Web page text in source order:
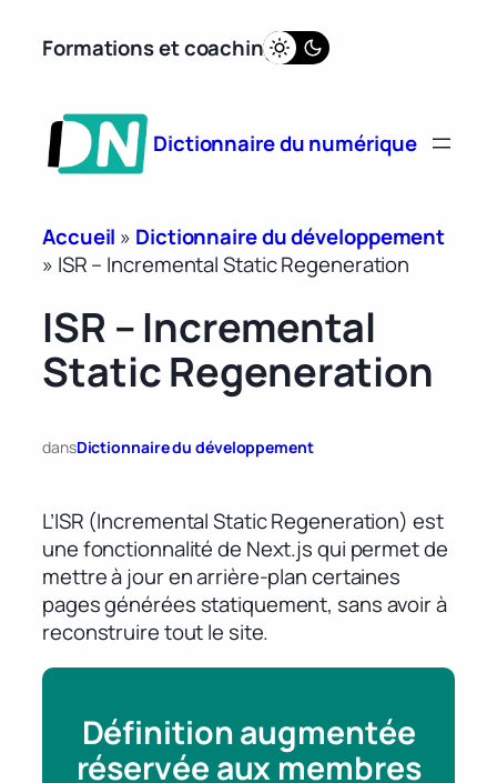
Formations et coaching
Dictionnaire du numérique
Accueil » Dictionnaire du développement
» ISR – Incremental Static Regeneration
ISR – Incremental
Static Regeneration
dansDictionnaire du développement
L’ISR (Incremental Static Regeneration) est
une fonctionnalité de Next.js qui permet de
mettre à jour en arrière-plan certaines
pages générées statiquement, sans avoir à
reconstruire tout le site.
Définition augmentée
réservée aux membres